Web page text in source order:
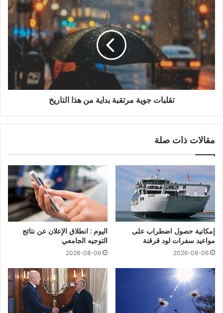
تقلبات جوية مرتقبة بداية من هذا التاريخ
مقالات ذات صلة
إمكانية حصول اضطراب على
مواعيد سفرات لود قرقنة
2026-08-06
اليوم : انطلاق الإعلان عن نتائج
التوجيه الجامعي
2026-08-06